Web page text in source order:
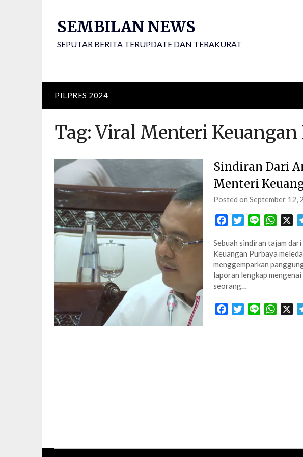
SEMBILAN NEWS
SEPUTAR BERITA TERUPDATE DAN TERAKURAT
PILPRES 2024
Tag:Viral Menteri Keuangan
Sindiran Dari
Menteri
Posted on September 12,
FacebookTwitterLine
Sebuah sindiran tajam
Keuangan Purbaya
menggemparkan
laporan lengkap
seorang…
FacebookTwitterLine